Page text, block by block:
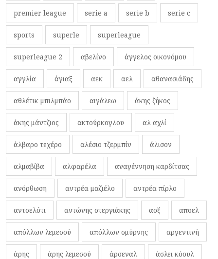
premier league serie a serie b serie c
sports superle superleague
superleague 2 αβελίνο άγγελος οικονόμου
αγγλία άγιαξ αεκ αελ αθανασιάδης
αθλέτικ μπιλμπάο αιγάλεω άκης ζήκος
άκης μάντζιος ακτούρκογλου αλ αχλί
άλβαρο τεχέρο αλέσιο τζερμπίν άλισον
αλμαβίβα αλφαρέλα αναγέννηση καρδίτσας
ανόρθωση αντρέα μαζιέλο αντρέα πίρλο
αντσελότι αντώνης στεργιάκης αοξ αποελ
απόλλων λεμεσού απόλλων σμύρνης αργεντινή
άρης άρης λεμεσού άρσεναλ άσλει κόουλ